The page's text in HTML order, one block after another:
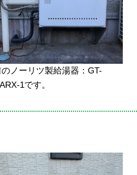
ノーリツ製給湯器：GT-
1です。